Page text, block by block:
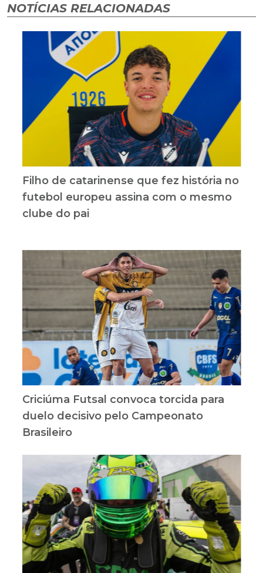
NOTÍCIAS RELACIONADAS
Filho de catarinense que fez história no
futebol europeu assina com o mesmo
clube do pai
Criciúma Futsal convoca torcida para
duelo decisivo pelo Campeonato
Brasileiro